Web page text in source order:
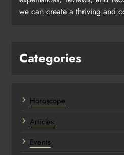
we can create a thriving and
Categories
Horoscope
Articles
Events